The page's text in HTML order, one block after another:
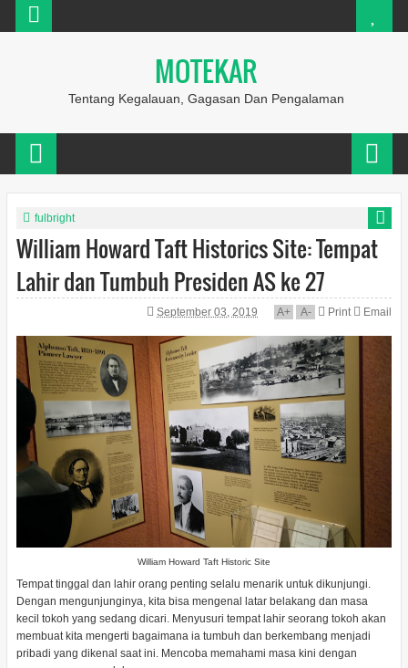
MOTEKAR
Tentang Kegalauan, Gagasan Dan Pengalaman
fulbright
William Howard Taft Historics Site: Tempat
Lahir dan Tumbuh Presiden AS ke 27
September 03, 2019 A+ A- Print Email
William Howard Taft Historic Site
Tempat tinggal dan lahir orang penting selalu menarik untuk dikunjungi.
Dengan mengunjunginya, kita bisa mengenal latar belakang dan masa
kecil tokoh yang sedang dicari. Menyusuri tempat lahir seorang tokoh akan
membuat kita mengerti bagaimana ia tumbuh dan berkembang menjadi
pribadi yang dikenal saat ini. Mencoba memahami masa kini dengan